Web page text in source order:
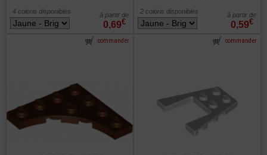
0,69€
à partir de
4 coloris disponibles
0,59€
à partir de
2 coloris disponibles
commander commander